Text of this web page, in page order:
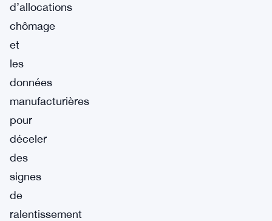
d’allocations
chômage
et
les
données
manufacturières
pour
déceler
des
signes
de
ralentissement